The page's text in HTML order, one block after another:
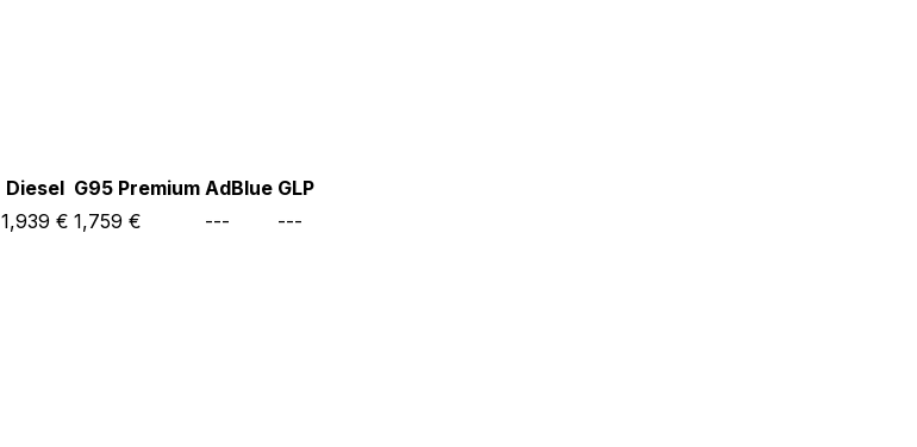
Diesel G95 Premium AdBlue GLP
1,939 € 1,759 € ---
---